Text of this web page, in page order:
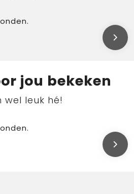
jou bekeken
wel leuk hé!